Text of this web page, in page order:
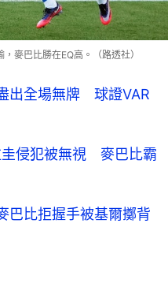
麥巴比勝在EQ高。（路透社）
出全場無牌 球證VAR
侵犯被無視 麥巴比霸
比拒握手被基爾擲背